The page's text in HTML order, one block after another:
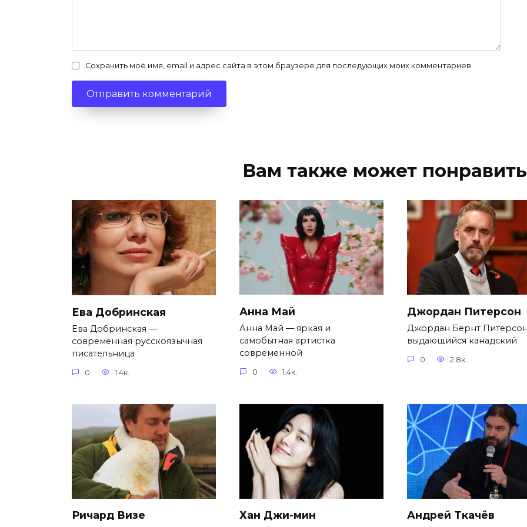
Сохранить моё имя, email и адрес сайта в этом браузере для последующих моих комментариев.
Вам также может
Ева Добринская
Ева Добринская —
современная русскоязычная
писательница
0 1.4к.
Анна Май
Анна Май — яркая и
самобытная артистка
современной
0 1.4к.
Джордан Питерсон
Джордан Бернт
выдающийся канадский
0 2.8к.
Ричард Визе Хан Джи-мин Андрей Ткачёв